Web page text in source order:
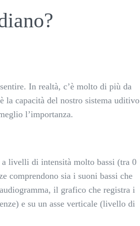
In realtà, c’è molto di più da
la capacità del nostro sistema uditivo
l’importanza.
livelli di intensità molto bassi (tra 0
comprendono sia i suoni bassi che
il grafico che registra i
e su un asse verticale (livello di